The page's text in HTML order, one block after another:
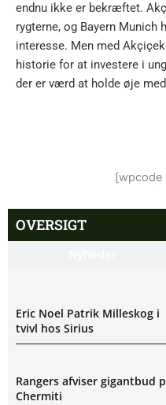
endnu ikke er bekræftet.
rygterne, og Bayern
interesse. Men med
historie for at investere i
der er værd at holde øje
OVERSIGT
Eric Noel Patrik Milleskog i
tvivl hos Sirius
Rangers afviser gigantbud
Chermiti